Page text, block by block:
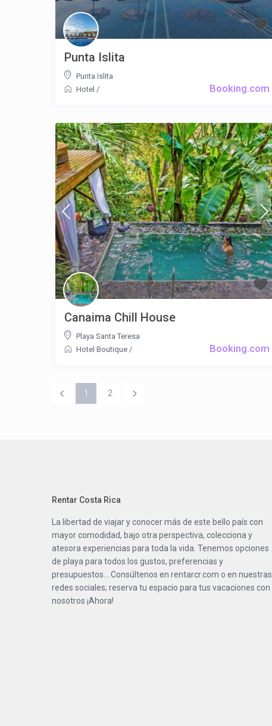
Booking.com
Punta Islita
Punta Islita
Hotel /
Booking.com
Canaima Chill House
Playa Santa Teresa
Hotel Boutique/
1 2
Rentar Costa Rica
La libertad de viajar y conocer más de este bello país con
mayor comodidad, bajo otra perspectiva, colecciona y
atesora experiencias para toda la vida. Tenemos opciones
de playa para todos los gustos, preferencias y
presupuestos… Consúltenos en rentarcr.com o en nuestras
redes sociales; reserva tu espacio para tus vacaciones con
nosotros ¡Ahora!